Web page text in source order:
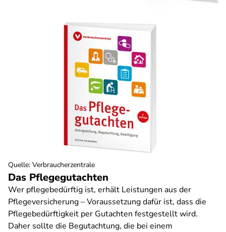
Das Pflegegutachten
Wer pflegebedürftig ist, erhält Leistungen aus der
Pflegeversicherung – Voraussetzung dafür ist, dass die
Pflegebedürftigkeit per Gutachten festgestellt wird.
Daher sollte die Begutachtung, die bei einem
Quelle: Verbraucherzentrale